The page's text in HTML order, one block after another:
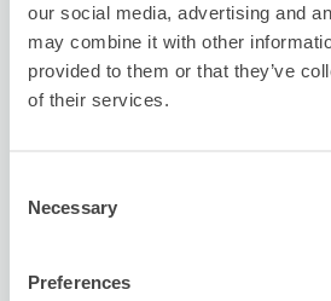
our social media, advertising and
may combine it with other
provided to them or that they’ve
of their services.
Selection
Necessary
Preferences